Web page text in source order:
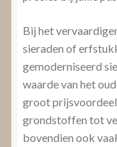
Bij het
sieraden of
gemoderniseerd
waarde van het
groot
grondstoffen tot
bovendien ook